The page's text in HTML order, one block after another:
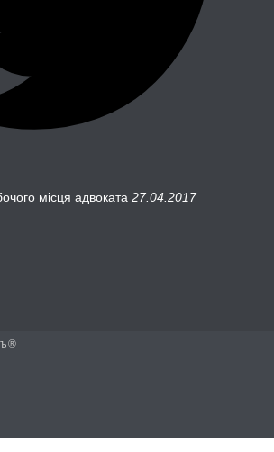
місця адвоката27.04.2017